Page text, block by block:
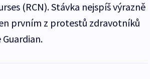
(RCN). Stávka nejspíš výrazně
prvním z protestů zdravotníků